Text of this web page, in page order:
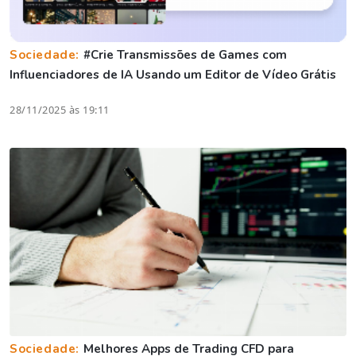
Sociedade: #Crie Transmissões de Games com
Influenciadores de IA Usando um Editor de Vídeo Grátis
28/11/2025 às 19:11
Sociedade: Melhores Apps de Trading CFD para